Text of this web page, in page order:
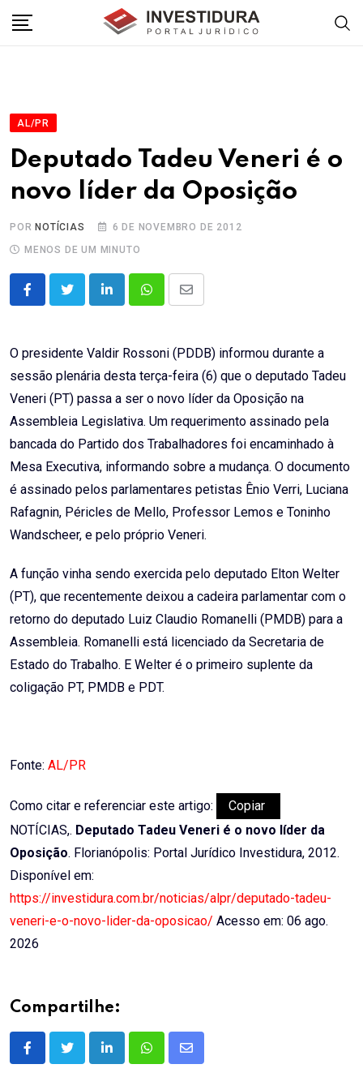
AL/PR
Deputado Tadeu Veneri é o
novo líder da Oposição
POR NOTÍCIAS
6 DE NOVEMBRO DE 2012
MENOS DE UM MINUTO
LinkedInWhatsappShare
Email
O presidente Valdir Rossoni (PDDB) informou durante a
sessão plenária desta terça-feira (6) que o deputado Tadeu
Veneri (PT) passa a ser o novo líder da Oposição na
Assembleia Legislativa. Um requerimento assinado pela
bancada do Partido dos Trabalhadores foi encaminhado à
Mesa Executiva, informando sobre a mudança. O documento
é assinado pelos parlamentares petistas Ênio Verri, Luciana
Rafagnin, Péricles de Mello, Professor Lemos e Toninho
Wandscheer, e pelo próprio Veneri.
A função vinha sendo exercida pelo deputado Elton Welter
(PT), que recentemente deixou a cadeira parlamentar com o
retorno do deputado Luiz Claudio Romanelli (PMDB) para a
Assembleia. Romanelli está licenciado da Secretaria de
Estado do Trabalho. E Welter é o primeiro suplente da
coligação PT, PMDB e PDT.
Fonte: AL/PR
Como citar e referenciar este artigo:
Copiar
NOTÍCIAS,. Deputado Tadeu Veneri é o novo líder da
Oposição. Florianópolis: Portal Jurídico Investidura, 2012.
Disponível em:
https://investidura.com.br/noticias/alpr/deputado-tadeu-
veneri-e-o-novo-lider-da-oposicao/ Acesso em: 06 ago.
2026
Compartilhe:
LinkedInWhatsappShare